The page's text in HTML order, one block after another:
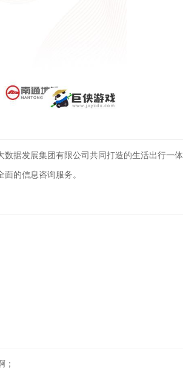
据发展集团有限公司共同打造的生活出行一
的信息咨询服务。
；